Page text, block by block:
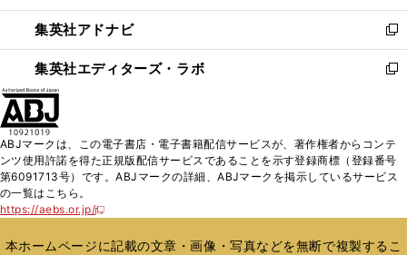
開
く
ウ
で
開
く
ン
ド
ウ
で
ウ
ィ
ン
ド
く
集英社アドナビ
新
し
い
ド
ウ
で
集英社エディターズ・ラボ
新
ィ
ン
ド
開
ABJマークは、この電子書店・電子書籍配信サービスが、著作権者からコンテ
ンツ使用許諾を得た正規版配信サービスであることを示す登録商標（登録番号
第6091713号）です。ABJマークの詳細、ABJマークを掲示しているサービス
の一覧はこちら。
https://aebs.or.jp/
新
い
本ホームページに記載の文章・画像・写真などを無断で複製するこ